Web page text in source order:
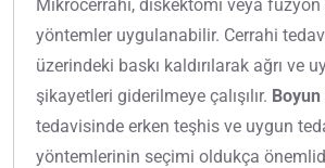
Mikrocerrahi, diskektomi veya füzyon
yöntemler uygulanabilir. Cerrahi
üzerindeki baskı kaldırılarak ağrı ve
şikayetleri giderilmeye çalışılır. Boyun
tedavisinde erken teşhis ve uygun
yöntemlerinin seçimi oldukça